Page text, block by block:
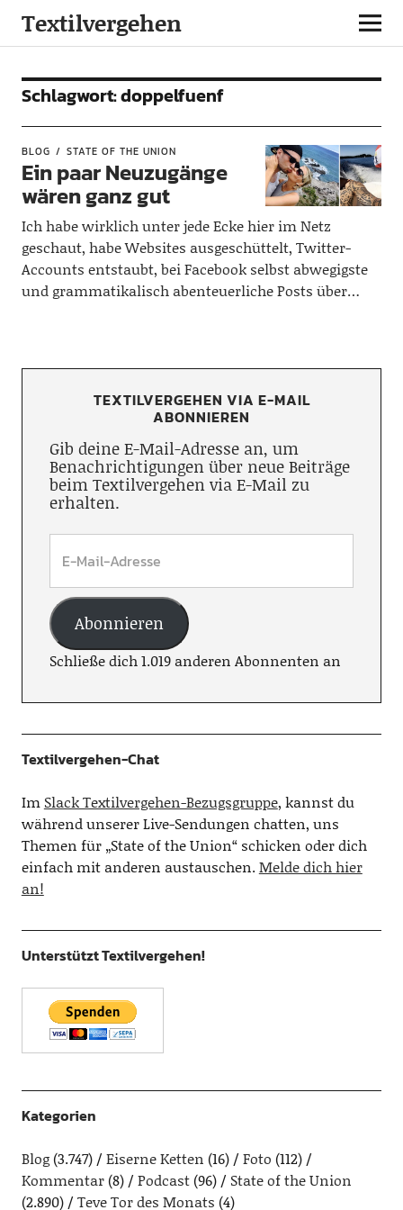
Textilvergehen
Schlagwort:doppelfuenf
BLOG STATE OF THE UNION
Ein paar Neuzugänge
wären ganz gut
Ich habe wirklich unter jede Ecke hier im Netz
geschaut, habe Websites ausgeschüttelt, Twitter-
Accounts entstaubt, bei Facebook selbst abwegigste
und grammatikalisch abenteuerliche Posts über…
TEXTILVERGEHEN VIA E-MAIL
ABONNIEREN
Gib deine E-Mail-Adresse an, um
Benachrichtigungen über neue Beiträge
beim Textilvergehen via E-Mail zu
erhalten.
Abonnieren
Schließe dich 1.019 anderen Abonnenten an
Textilvergehen-Chat
Im Slack Textilvergehen-Bezugsgruppe, kannst du
während unserer Live-Sendungen chatten, uns
Themen für „State of the Union“ schicken oder dich
einfach mit anderen austauschen.Melde dich hier
an!
Unterstützt Textilvergehen!
Kategorien
Blog(3.747) Eiserne Ketten (16) Foto (112)
Kommentar(8) Podcast(96)
State of the Union
(2.890)
Teve Tor des Monats (4)